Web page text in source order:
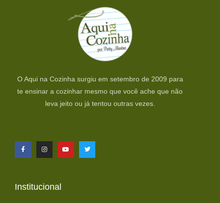
O Aqui na Cozinha surgiu em setembro de 2009 para
te ensinar a cozinhar mesmo que você ache que não
leva jeito ou já tentou outras vezes.
Institucional